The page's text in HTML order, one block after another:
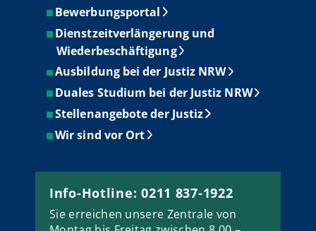
Bewerbungsportal
Dienstzeitverlängerung und
Wiederbeschäftigung
Ausbildung bei der Justiz NRW
Duales Studium bei der Justiz NRW
Stellenangebote der Justiz
Wir sind vor Ort
Info-Hotline: 0211 837-1922
Sie erreichen unsere Zentrale von